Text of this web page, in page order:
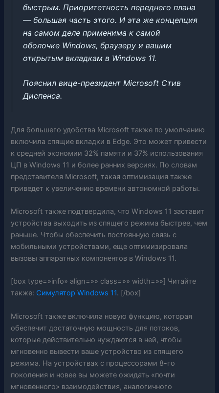
быстрым. Приоритетность переднего плана
— большая часть этого. И эта же концепция
на самом деле применима к самой
оболочке Windows, браузеру и вашим
открытым вкладкам в Windows 11.
Пояснил вице-президент Microsoft Стив
Диспенса.
Для большего удобства Microsoft также по умолчанию
включила спящие вкладки в Edge. Это может привести
к средней экономии 32% памяти и 37% использования
ЦП в Windows 11 и более ранних версиях. По словам
представителя Microsoft, такая оптимизация также
приведет к увеличению времени автономной работы.
Microsoft также подтвердила, что Windows 11 заставит
устройства выходить из спящего режима быстрее, чем
раньше. Чтобы обеспечить постоянную связь с
мобильными устройствами, еще оптимизировала
вызовы аппаратных компонентов в Windows 11.
[box type=»info» align=»» class=»» width=»»] Читайте
также: Симулятор Windows 11. [/box]
Microsoft также включила новую функцию, которая
обеспечит достаточную мощность для потоков,
которые действительно нуждаются в ней, чтобы
мгновенно вывести ваше устройство из спящего
режима. На устройствах с процессорами 8-го
поколения и новее вы можете ожидать «почти
мгновенного» взаимодействия, аналогичного